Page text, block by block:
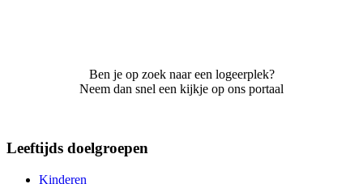
Ben je op zoek naar een logeerplek?
Neem dan snel een kijkje op ons portaal
Leeftijds doelgroepen
Kinderen